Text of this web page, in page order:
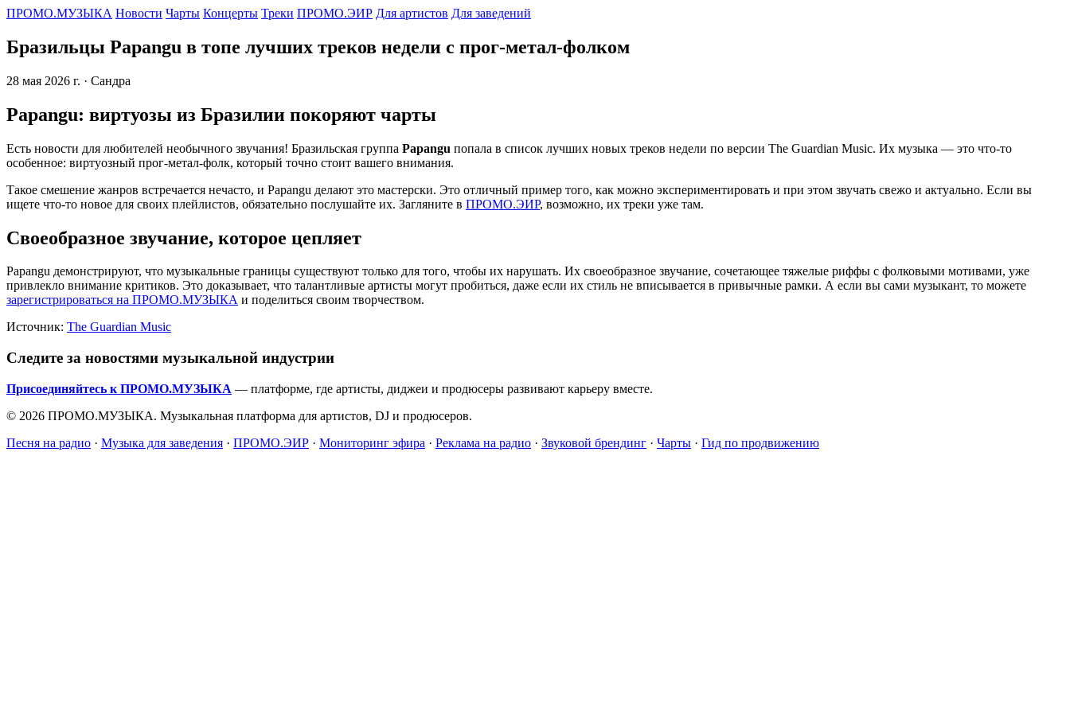
ПРОМО.МУЗЫКА Новости Чарты Концерты Треки ПРОМО.ЭИР Для артистов Для заведений
Бразильцы Papangu в топе лучших треков недели с прог-метал-фолком
28 мая 2026 г. · Сандра
Papangu: виртуозы из Бразилии покоряют чарты
Есть новости для любителей необычного звучания! Бразильская группа Papangu попала в список лучших новых треков недели по версии The Guardian Music. Их музыка — это что-то
особенное: виртуозный прог-метал-фолк, который точно стоит вашего внимания.
Такое смешение жанров встречается нечасто, и Papangu делают это мастерски. Это отличный пример того, как можно экспериментировать и при этом звучать свежо и актуально. Если вы
ищете что-то новое для своих плейлистов, обязательно послушайте их. Загляните в ПРОМО.ЭИР, возможно, их треки уже там.
Своеобразное звучание, которое цепляет
Papangu демонстрируют, что музыкальные границы существуют только для того, чтобы их нарушать. Их своеобразное звучание, сочетающее тяжелые риффы с фолковыми мотивами, уже
привлекло внимание критиков. Это доказывает, что талантливые артисты могут пробиться, даже если их стиль не вписывается в привычные рамки. А если вы сами музыкант, то можете
зарегистрироваться на ПРОМО.МУЗЫКА и поделиться своим творчеством.
Источник: The Guardian Music
Следите за новостями музыкальной индустрии
Присоединяйтесь к ПРОМО.МУЗЫКА — платформе, где артисты, диджеи и продюсеры развивают карьеру вместе.
© 2026 ПРОМО.МУЗЫКА. Музыкальная платформа для артистов, DJ и продюсеров.
Песня на радио · Музыка для заведения · ПРОМО.ЭИР · Мониторинг эфира · Реклама на радио · Звуковой брендинг · Чарты · Гид по продвижению